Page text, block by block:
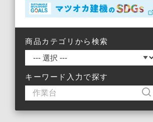
商品カテゴリから検索
キーワード入力で探す